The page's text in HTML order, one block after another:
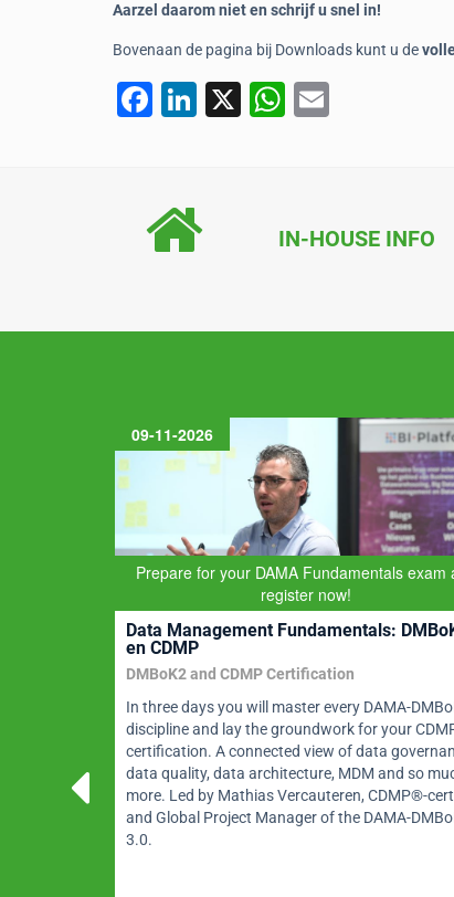
Aarzel daarom niet en schrijf u snel in!
Bovenaan de pagina bij Downloads kunt u de
F
e
b
Li
dI
X
W
A
IN-HOUSE INFO
09-11-2026
Prepare for your DAMA Fundamentals exam
register now!
Data Management Fundamentals:
en CDMP
DMBoK2 and CDMP Certification
In three days you will master every DAMA-
discipline and lay the groundwork for your
certification. A connected view of data
data quality, data architecture, MDM and so
more. Led by Mathias Vercauteren, CDMP®-
and Global Project Manager of the DAMA-
3.0.